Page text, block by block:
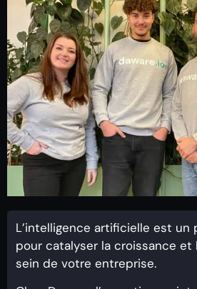
L’intelligence artificielle est un
pour catalyser la croissance et
sein de votre entreprise.